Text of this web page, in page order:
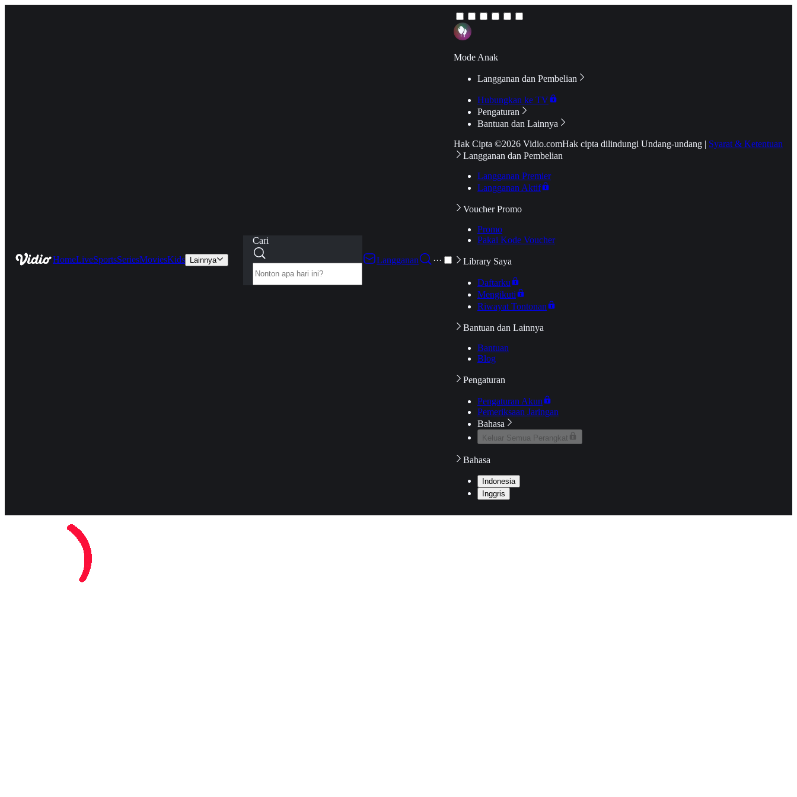
HomeLiveSportsSeriesMoviesKids Lainnya
Cari
Langganan
···
Mode Anak
Langganan dan Pembelian
Hubungkan ke TV
Pengaturan
Bantuan dan Lainnya
Hak Cipta ©2026 Vidio.comHak cipta dilindungi Undang-undang | Syarat & Ketentuan
Langganan dan Pembelian
Langganan Premier
Langganan Aktif
Voucher Promo
Promo
Pakai Kode Voucher
Library Saya
Daftarku
Mengikuti
Riwayat Tontonan
Bantuan dan Lainnya
Bantuan
Blog
Pengaturan
Pengaturan Akun
Pemeriksaan Jaringan
Bahasa
Keluar Semua Perangkat
Bahasa
Indonesia
Inggris